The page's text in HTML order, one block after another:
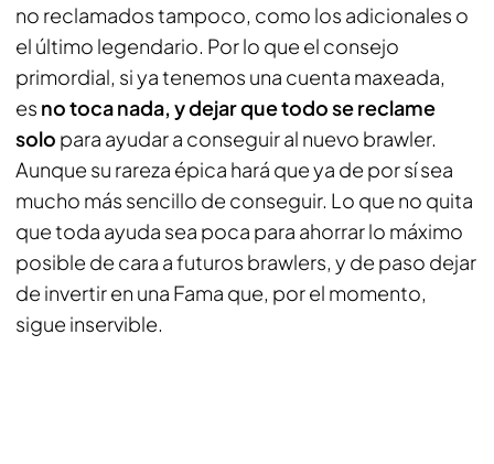
no reclamados tampoco, como los adicionales o
el último legendario. Por lo que el consejo
primordial, si ya tenemos una cuenta maxeada,
es no toca nada, y dejar que todo se reclame
solo para ayudar a conseguir al nuevo brawler.
Aunque su rareza épica hará que ya de por sí sea
mucho más sencillo de conseguir. Lo que no quita
que toda ayuda sea poca para ahorrar lo máximo
posible de cara a futuros brawlers, y de paso dejar
de invertir en una Fama que, por el momento,
sigue inservible.